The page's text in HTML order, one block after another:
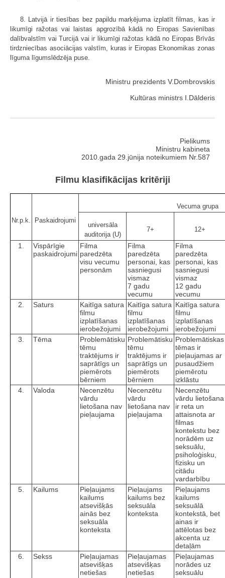
8. Latvijā ir tiesības bez papildu marķējuma izplatīt filmas, kas ir
likumīgi ražotas vai laistas apgrozībā kādā no Eiropas Savienības
dalībvalstīm vai Turcijā vai ir likumīgi ražotas kādā no Eiropas Brīvās
tirdzniecības asociācijas valstīm, kuras ir Eiropas Ekonomikas zonas
līguma līgumslēdzēja puse.
Ministru prezidents V.Dombrovskis
Kultūras ministrs I.Dālderis
Pielikums
Ministru kabineta
2010.gada 29.jūnija noteikumiem Nr.587
Filmu klasifikācijas kritēriji
Nr.p.k. Paskaidrojumi
Vecuma grupa
universāla
auditorija (U)
7+ 12+
1.
Vispārīgie
paskaidrojumi
Filma
paredzēta
visu vecumu
personām
Filma
paredzēta
personai, kas
sasniegusi
vismaz
7 gadu
vecumu
Filma
paredzēta
personai, kas
sasniegusi
vismaz
12 gadu
vecumu
2.
Saturs
Kaitīga satura
filmu
izplatīšanas
ierobežojumi
Kaitīga satura
filmu
izplatīšanas
ierobežojumi
Kaitīga satura
filmu
izplatīšanas
ierobežojumi
3.
Tēma
Problemātisku
tēmu
traktējums ir
saprātīgs un
piemērots
bērniem
Problemātisku
tēmu
traktējums ir
saprātīgs un
piemērots
bērniem
Problemātiskas
tēmas ir
pieļaujamas ar
pusaudžiem
piemērotu
izklāstu
4.
Valoda
Necenzētu
vārdu
lietošana nav
pieļaujama
Necenzētu
vārdu
lietošana nav
pieļaujama
Necenzētu
vārdu lietošana
ir reta un
attaisnota ar
filmas
kontekstu bez
norādēm uz
seksuālu,
psiholoģisku,
fizisku un
citādu
vardarbību
5.
Kailums
Pieļaujams
kailums
atsevišķās
ainās bez
seksuāla
konteksta
Pieļaujams
kailums bez
seksuāla
konteksta
Pieļaujams
kailums
seksuālā
kontekstā, bet
ainas ir
attēlotas bez
akcenta uz
detaļām
6.
Sekss
Pieļaujamas
atsevišķas
netiešas
Pieļaujamas
atsevišķas
netiešas
Pieļaujamas
norādes uz
seksuālu